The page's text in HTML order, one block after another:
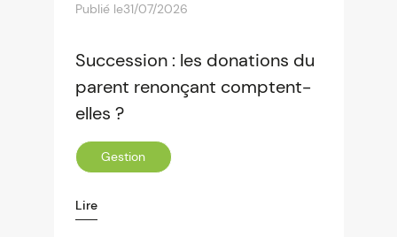
Publié le31/07/2026
Succession : les donations du
parent renonçant comptent-
elles ?
Gestion
Lire